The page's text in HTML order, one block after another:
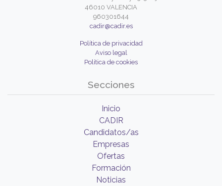
46010 VALENCIA
960301644
cadir@cadir.es
Política de privacidad
Aviso legal
Política de cookies
Secciones
Inicio
CADIR
Candidatos/as
Empresas
Ofertas
Formación
Noticias